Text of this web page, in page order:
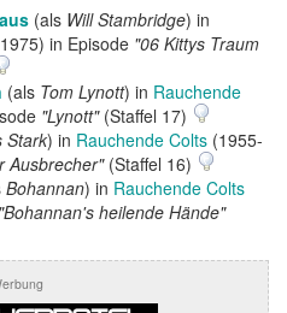
(als Will Stambridge) in
in Episode "06 Kittys Traum
(als Tom Lynott) in Rauchende
"Lynott"(Staffel 17)
Stark) in Rauchende Colts (1955-
Ausbrecher"(Staffel 16)
Bohannan) in Rauchende Colts
"Bohannan's heilende Hände"